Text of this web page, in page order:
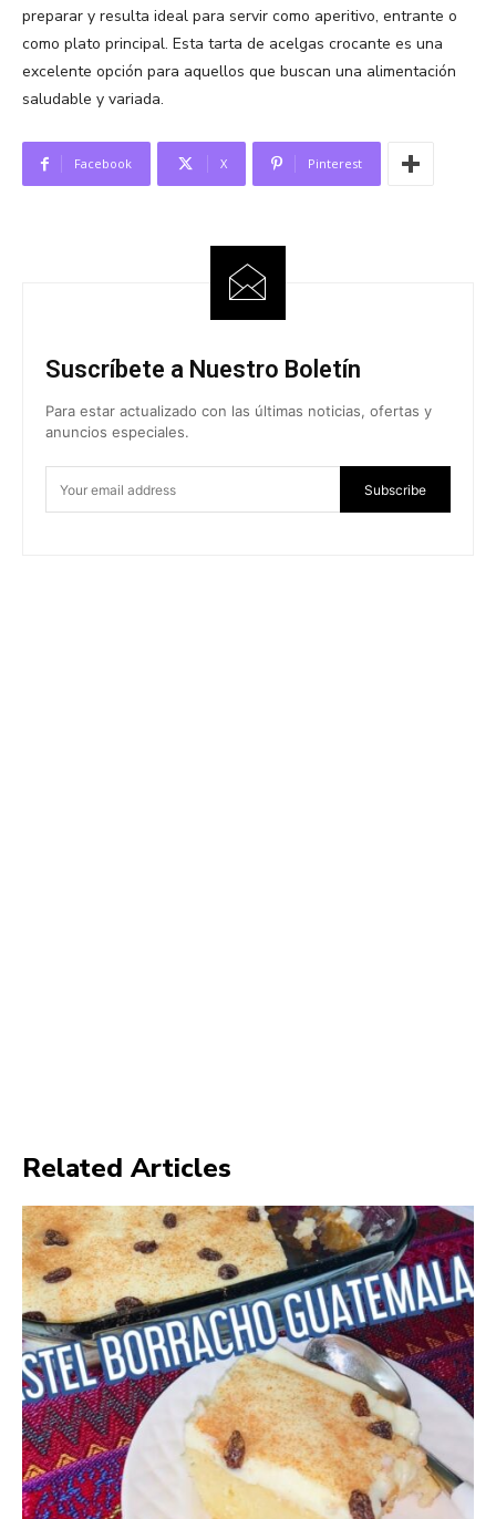
preparar y resulta ideal para servir como aperitivo, entrante o
como plato principal. Esta tarta de acelgas crocante es una
excelente opción para aquellos que buscan una alimentación
saludable y variada.
Facebook X Pinterest
Suscríbete a Nuestro Boletín
Para estar actualizado con las últimas noticias, ofertas y
anuncios especiales.
Subscribe
Related Articles